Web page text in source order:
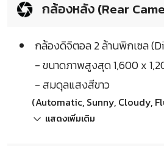
กล้องหลัง (Rear
กล้องดิจิตอล 2 ล้านพิกเซล
- ขนาดภาพสูงสุด 1,600 x
- สมดุลแสงสีขาว
(Automatic, Sunny, Cloudy,
แสดงเพิ่มเติม